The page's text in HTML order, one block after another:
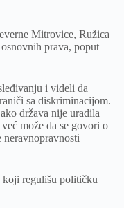
Mitrovice, Ružica
prava, poput
i videli da
sa diskriminacijom.
država nije uradila
može da se govori o
koji regulišu političku